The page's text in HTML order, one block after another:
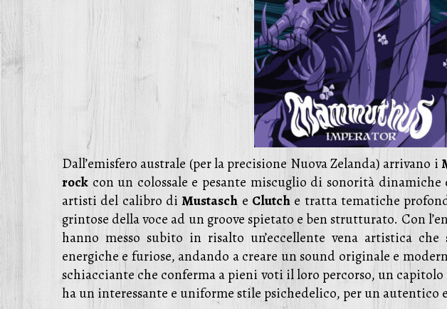
Dall’emisfero australe (per la precisione Nuova Zelanda) arrivano i
rock con un colossale e pesante miscuglio di sonorità
artisti del calibro diMustasch e Clutche tratta tematiche
grintose della voce ad un groove spietato e ben strutturato. Con
hanno messo subito in risalto un’eccellente vena artistica
energiche e furiose, andando a creare un sound originale e
schiacciante che conferma a pieni voti il loro percorso, un
ha un interessante e uniforme stile psichedelico, per un autentico